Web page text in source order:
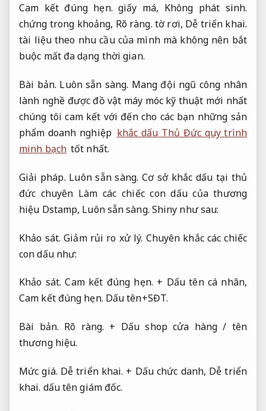
Cam kết đúng hẹn. giấy má, Không phát sinh.
chứng trong khoảng, Rõ ràng. tờ rơi, Dễ triển khai.
tài liệu theo nhu cầu của mình mà không nên bắt
buộc mất đa dạng thời gian.
Bài bản. Luôn sẵn sàng. Mang đội ngũ công nhân
lành nghề được đồ vật máy móc kỹ thuật mới nhất
chúng tôi cam kết với đến cho các bạn những sản
phẩm doanh nghiệp khắc dấu Thủ Đức quy trình
minh bạch tốt nhất.
Giải pháp. Luôn sẵn sàng. Cơ sở khắc dấu tại thủ
đức chuyên Làm các chiếc con dấu của thương
hiệu Dstamp, Luôn sẵn sàng. Shiny như sau:
Khảo sát. Giảm rủi ro xử lý. Chuyên khắc các chiếc
con dấu như:
Khảo sát. Cam kết đúng hẹn. + Dấu tên cá nhân,
Cam kết đúng hẹn. Dấu tên+SĐT.
Bài bản. Rõ ràng. + Dấu shop cửa hàng / tên
thương hiệu.
Mức giá. Dễ triển khai. + Dấu chức danh, Dễ triển
khai. dấu tên giám đốc.